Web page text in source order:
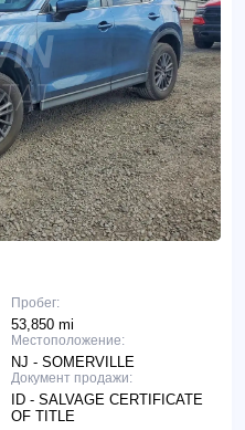
Пробег:
53,850 mi
Местоположение:
NJ - SOMERVILLE
Документ продажи:
ID - SALVAGE CERTIFICATE
OF TITLE